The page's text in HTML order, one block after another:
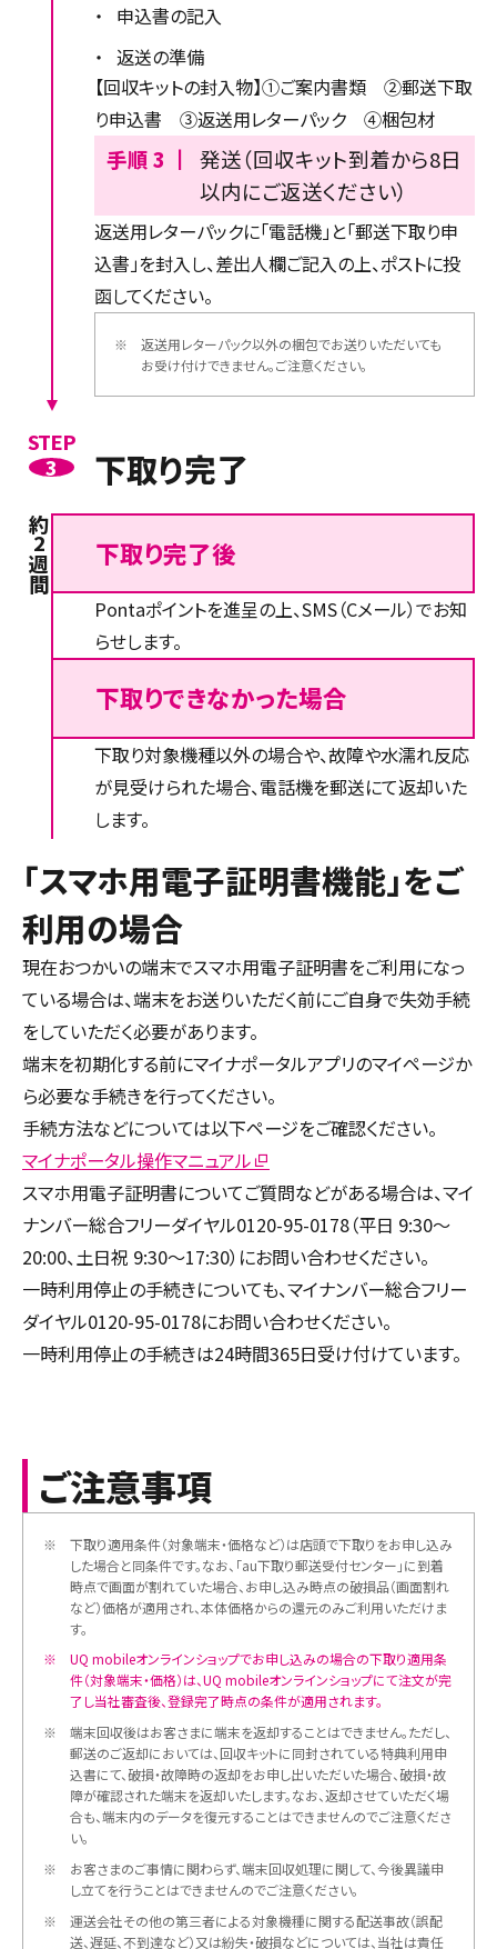
・
申込書の記入
・ 返送の準備
【回収キットの封入物】①ご案内書類 ②郵送下取
り申込書 ③返送用レターパック ④梱包材
手順 3 ┃
発送（回収キット到着から8日
以内にご返送ください）
返送用レターパックに「電話機」と「郵送下取り申
込書」を封入し、差出人欄ご記入の上、ポストに投
函してください。
※
返送用レターパック以外の梱包でお送りいただいても
お受け付けできません。ご注意ください。
STEP
3
下取り完了
約2週間 下取り完了後
Pontaポイントを進呈の上、SMS（Cメール）でお知
らせします。
下取りできなかった場合
下取り対象機種以外の場合や、故障や水濡れ反応
が見受けられた場合、電話機を郵送にて返却いた
します。
「スマホ用電子証明書機能」をご
利用の場合
現在おつかいの端末でスマホ用電子証明書をご利用になっ
ている場合は、端末をお送りいただく前にご自身で失効手続
をしていただく必要があります。
端末を初期化する前にマイナポータルアプリのマイページか
ら必要な手続きを行ってください。
手続方法などについては以下ページをご確認ください。
マイナポータル操作マニュアル
スマホ用電子証明書についてご質問などがある場合は、マイ
ナンバー総合フリーダイヤル0120-95-0178（平日 9:30～
20:00、土日祝 9:30～17:30）にお問い合わせください。
一時利用停止の手続きについても、マイナンバー総合フリー
ダイヤル0120-95-0178にお問い合わせください。
一時利用停止の手続きは24時間365日受け付けています。
ご注意事項
※
下取り適用条件（対象端末・価格など）は店頭で下取りをお申し込み
した場合と同条件です。なお、「au下取り郵送受付センター」に到着
時点で画面が割れていた場合、お申し込み時点の破損品（画面割れ
など）価格が適用され、本体価格からの還元のみご利用いただけま
す。
※
UQ mobileオンラインショップでお申し込みの場合の下取り適用条
件（対象端末・価格）は、UQ mobileオンラインショップにて注文が完
了し当社審査後、登録完了時点の条件が適用されます。
※
端末回収後はお客さまに端末を返却することはできません。ただし、
郵送のご返却においては、回収キットに同封されている特典利用申
込書にて、破損・故障時の返却をお申し出いただいた場合、破損・故
障が確認された端末を返却いたします。なお、返却させていただく場
合も、端末内のデータを復元することはできませんのでご注意くださ
い。
※
お客さまのご事情に関わらず、端末回収処理に関して、今後異議申
し立てを行うことはできませんのでご注意ください。
※
運送会社その他の第三者による対象機種に関する配送事故（誤配
送、遅延、不到達など）又は紛失・破損などについては、当社は責任